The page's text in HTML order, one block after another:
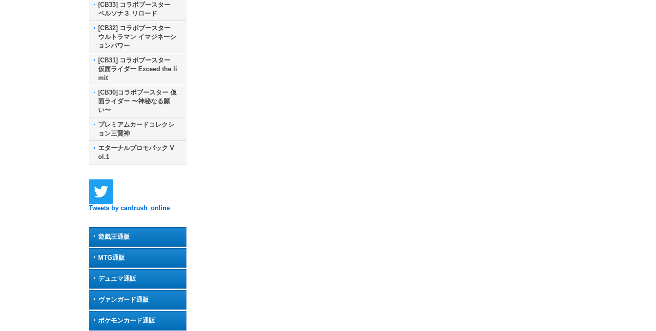
[CB33] コラボブースター
ペルソナ３ リロード
[CB32] コラボブースター
ウルトラマン イマジネーシ
ョンパワー
[CB31] コラボブースター
仮面ライダー Exceed the li
mit
[CB30]コラボブースター 仮
面ライダー 〜神秘なる願
い〜
プレミアムカードコレクシ
ョン三賢神
エターナルプロモパック V
ol.1
Tweets by cardrush_online
遊戯王通販
MTG通販
デュエマ通販
ヴァンガード通販
ポケモンカード通販